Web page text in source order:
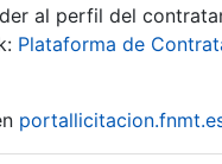
al perfil del
Plataforma de